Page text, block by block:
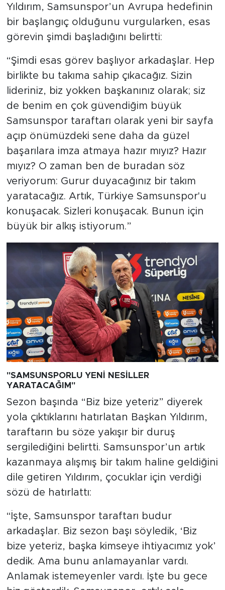
Yıldırım, Samsunspor’un Avrupa hedefinin
bir başlangıç olduğunu vurgularken, esas
görevin şimdi başladığını belirtti:
“Şimdi esas görev başlıyor arkadaşlar. Hep
birlikte bu takıma sahip çıkacağız. Sizin
lideriniz, biz yokken başkanınız olarak; siz
de benim en çok güvendiğim büyük
Samsunspor taraftarı olarak yeni bir sayfa
açıp önümüzdeki sene daha da güzel
başarılara imza atmaya hazır mıyız? Hazır
mıyız? O zaman ben de buradan söz
veriyorum: Gurur duyacağınız bir takım
yaratacağız. Artık, Türkiye Samsunspor'u
konuşacak. Sizleri konuşacak. Bunun için
büyük bir alkış istiyorum.”
"SAMSUNSPORLU YENİ NESİLLER
YARATACAĞIM"
Sezon başında “Biz bize yeteriz” diyerek
yola çıktıklarını hatırlatan Başkan Yıldırım,
taraftarın bu söze yakışır bir duruş
sergilediğini belirtti. Samsunspor’un artık
kazanmaya alışmış bir takım haline geldiğini
dile getiren Yıldırım, çocuklar için verdiği
sözü de hatırlattı:
“İşte, Samsunspor taraftarı budur
arkadaşlar. Biz sezon başı söyledik, ‘Biz
bize yeteriz, başka kimseye ihtiyacımız yok’
dedik. Ama bunu anlamayanlar vardı.
Anlamak istemeyenler vardı. İşte bu gece